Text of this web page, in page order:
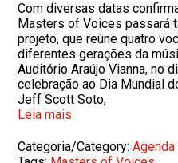
Com diversas datas
Masters of Voices passará
projeto, que reúne quatro
diferentes gerações da
Auditório Araújo Vianna, no
celebração ao Dia Mundial
Jeff Scott Soto,
Leia mais
Categoria/Category:Agenda